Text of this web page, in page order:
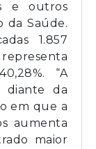
e outros
da Saúde.
1.857
“A
diante da
em que a
aumenta
maior